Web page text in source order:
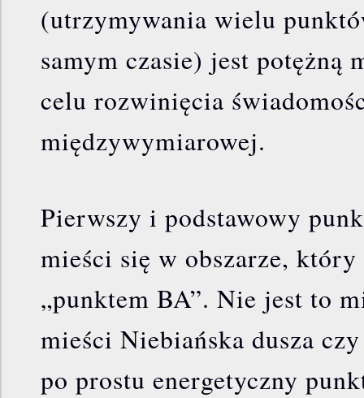
(utrzymywania wielu
samym czasie) jest potężną
celu rozwinięcia
międzywymiarowej.
Pierwszy i podstawowy
mieści się w obszarze, który
„punktem BA”. Nie jest to
mieści Niebiańska dusza
po prostu energetyczny